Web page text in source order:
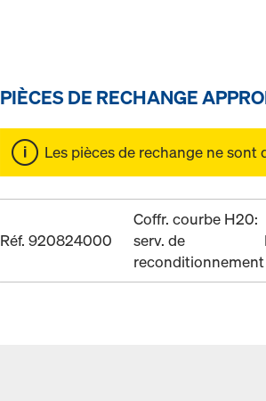
PIÈCES DE RECHANGE
Les pièces de rechange ne sont
Réf. 920824000
Coffr. courbe H20:
serv. de
reconditionnement